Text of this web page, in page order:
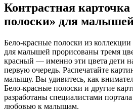
Контрастная
полоски» для
Бело-красные полоски из
для малышей прорисованы тремя
красный — именно эти цвета дети
первую очередь. Распечатайте
малышу. Вы удивитесь, как
Бело-красные полоски и другие
разработаны специалистами
любовью к малышам.